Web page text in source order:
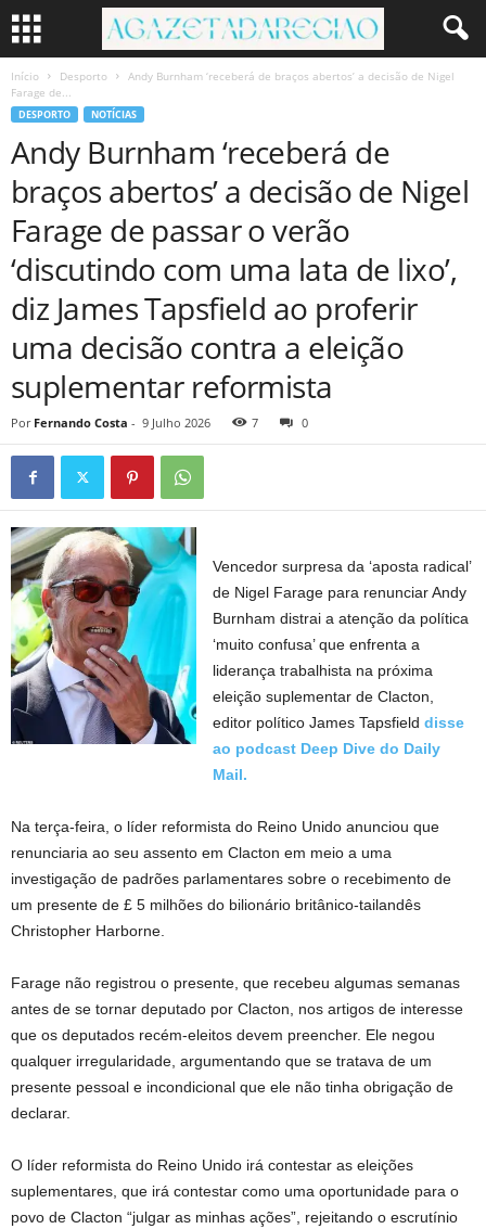
Início Desporto
Andy Burnham ‘receberá de braços abertos’ a decisão de Nigel
Farage de...
DESPORTO NOTÍCIAS
Andy Burnham ‘receberá de
braços abertos’ a decisão de Nigel
Farage de passar o verão
‘discutindo com uma lata de lixo’,
diz James Tapsfield ao proferir
uma decisão contra a eleição
suplementar reformista
Por Fernando Costa - 9 Julho 2026 7 0
Vencedor surpresa da ‘aposta radical’
de Nigel Farage para renunciar Andy
Burnham distrai a atenção da política
‘muito confusa’ que enfrenta a
liderança trabalhista na próxima
eleição suplementar de Clacton,
editor político James Tapsfielddisse
ao podcast Deep Dive do Daily
Mail.
Na terça-feira, o líder reformista do Reino Unido anunciou que
renunciaria ao seu assento em Clacton em meio a uma
investigação de padrões parlamentares sobre o recebimento de
um presente de £ 5 milhões do bilionário britânico-tailandês
Christopher Harborne.
Farage não registrou o presente, que recebeu algumas semanas
antes de se tornar deputado por Clacton, nos artigos de interesse
que os deputados recém-eleitos devem preencher. Ele negou
qualquer irregularidade, argumentando que se tratava de um
presente pessoal e incondicional que ele não tinha obrigação de
declarar.
O líder reformista do Reino Unido irá contestar as eleições
suplementares, que irá contestar como uma oportunidade para o
povo de Clacton “julgar as minhas ações”, rejeitando o escrutínio